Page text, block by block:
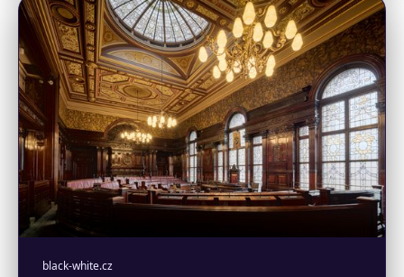
black-white.cz